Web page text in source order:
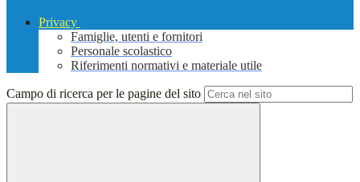
Privacy
Famiglie, utenti e fornitori
Personale scolastico
Riferimenti normativi e materiale utile
Campo di ricerca per le pagine del sito